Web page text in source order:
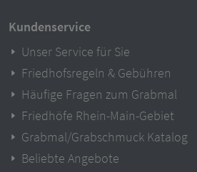
Kundenservice
Unser Service für Sie
Friedhofsregeln & Gebühren
Häufige Fragen zum Grabmal
Friedhöfe Rhein-Main-Gebiet
Grabmal/Grabschmuck Katalog
Beliebte Angebote